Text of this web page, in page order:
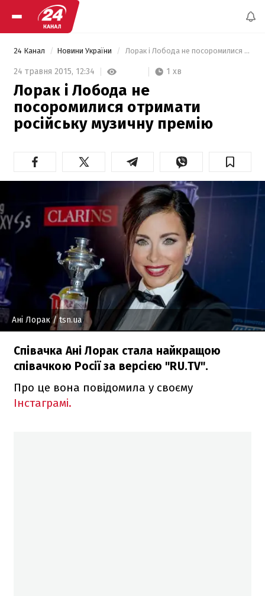
24 Канал Новини України Лорак і Лобода не посоромилися отримати російську музичну премію
24 травня 2015, 12:34 1 хв
Лорак і Лобода не
посоромилися отримати
російську музичну премію
Ані Лорак/ tsn.ua
Співачка Ані Лорак стала найкращою
співачкою Росії за версією "RU.TV".
Про це вона повідомила у своєму
Інстаграмі.